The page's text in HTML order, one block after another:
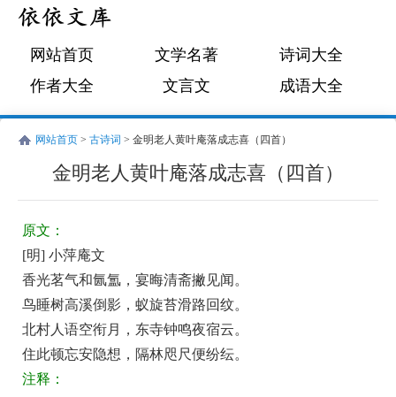
网站首页 文学名著
诗词大全
作者大全
文言文 成语大全
网站首页 > 古诗词 > 金明老人黄叶庵落成志喜（四首）
金明老人黄叶庵落成志喜（四首）
明
小
萍
庵
文
古
诗
词:
金
明
老
人
黄
原文：
[明] 小萍庵文
香光茗气和氤氲，宴晦清斋撇见闻。
鸟睡树高溪倒影，蚁旋苔滑路回纹。
北村人语空衔月，东寺钟鸣夜宿云。
住此顿忘安隐想，隔林咫尺便纷纭。
注释：